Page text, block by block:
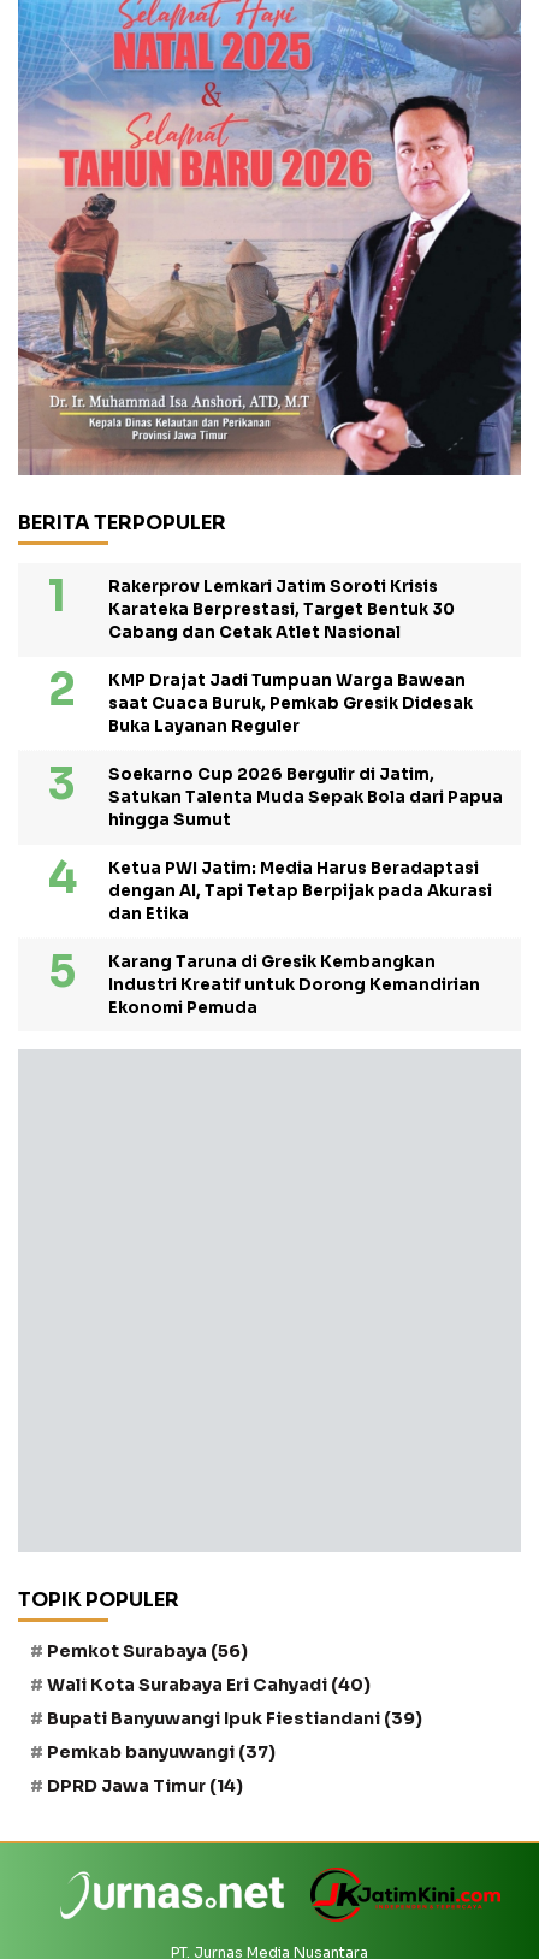
BERITA TERPOPULER
Rakerprov Lemkari Jatim Soroti Krisis
Karateka Berprestasi, Target Bentuk 30
Cabang dan Cetak Atlet Nasional
KMP Drajat Jadi Tumpuan Warga Bawean
saat Cuaca Buruk, Pemkab Gresik Didesak
Buka Layanan Reguler
Soekarno Cup 2026 Bergulir di Jatim,
Satukan Talenta Muda Sepak Bola dari Papua
hingga Sumut
Ketua PWI Jatim: Media Harus Beradaptasi
dengan AI, Tapi Tetap Berpijak pada Akurasi
dan Etika
Karang Taruna di Gresik Kembangkan
Industri Kreatif untuk Dorong Kemandirian
Ekonomi Pemuda
TOPIK POPULER
Pemkot Surabaya (56)
Wali Kota Surabaya Eri Cahyadi (40)
Bupati Banyuwangi Ipuk Fiestiandani (39)
Pemkab banyuwangi (37)
DPRD Jawa Timur (14)
PT. Jurnas Media Nusantara